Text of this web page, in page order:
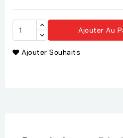
Ajouter Au
Ajouter Souhaits